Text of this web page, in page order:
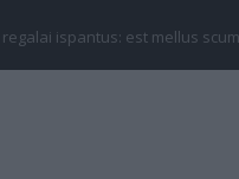
regalai ispantus: est mellus